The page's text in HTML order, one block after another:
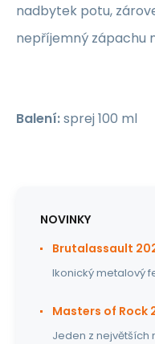
nadbytek potu,
nepříjemný zápachu
Balení:sprej 100 ml
NOVINKY
Brutalassault
Ikonický metalový
Masters of Rock
Jeden z největších